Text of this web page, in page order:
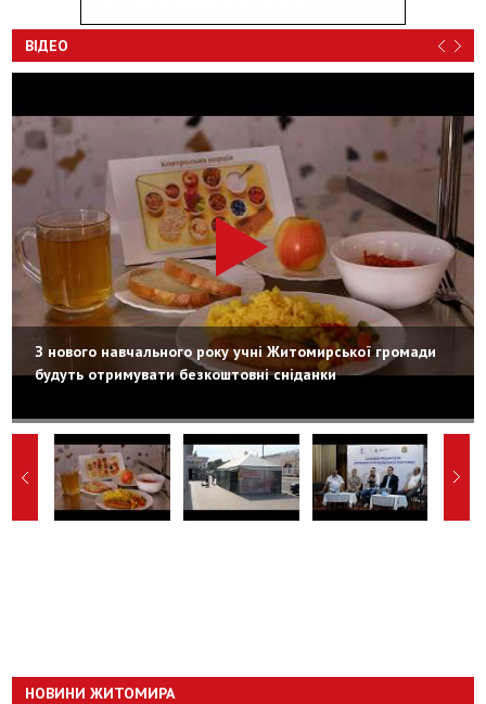
ВІДЕО
З нового навчального року учні Житомирської громади
будуть отримувати безкоштовні сніданки
НОВИНИ ЖИТОМИРА